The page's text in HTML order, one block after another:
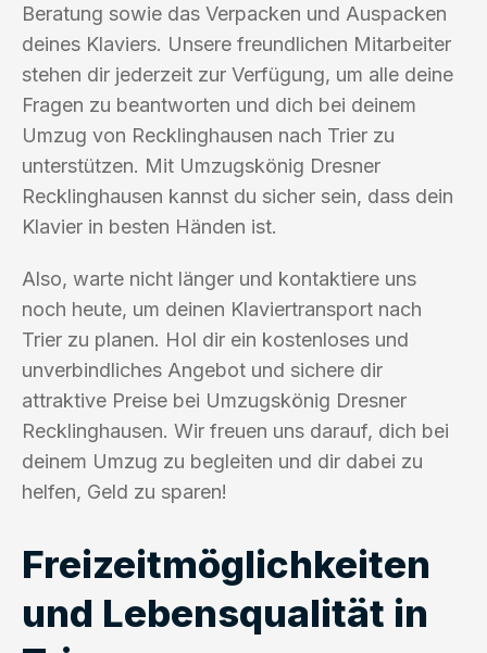
Beratung sowie das Verpacken und Auspacken
deines Klaviers. Unsere freundlichen Mitarbeiter
stehen dir jederzeit zur Verfügung, um alle deine
Fragen zu beantworten und dich bei deinem
Umzug von Recklinghausen nach Trier zu
unterstützen. Mit Umzugskönig Dresner
Recklinghausen kannst du sicher sein, dass dein
Klavier in besten Händen ist.
Also, warte nicht länger und kontaktiere uns
noch heute, um deinen Klaviertransport nach
Trier zu planen. Hol dir ein kostenloses und
unverbindliches Angebot und sichere dir
attraktive Preise bei Umzugskönig Dresner
Recklinghausen. Wir freuen uns darauf, dich bei
deinem Umzug zu begleiten und dir dabei zu
helfen, Geld zu sparen!
Freizeitmöglichkeiten
und Lebensqualität in